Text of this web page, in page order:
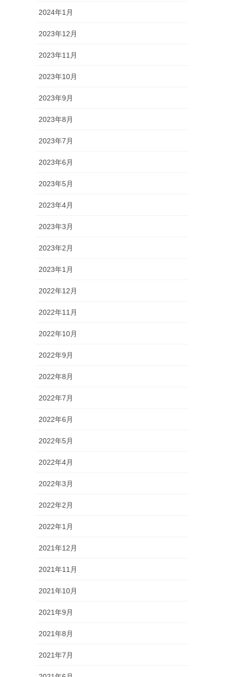
2024年1月
2023年12月
2023年11月
2023年10月
2023年9月
2023年8月
2023年7月
2023年6月
2023年5月
2023年4月
2023年3月
2023年2月
2023年1月
2022年12月
2022年11月
2022年10月
2022年9月
2022年8月
2022年7月
2022年6月
2022年5月
2022年4月
2022年3月
2022年2月
2022年1月
2021年12月
2021年11月
2021年10月
2021年9月
2021年8月
2021年7月